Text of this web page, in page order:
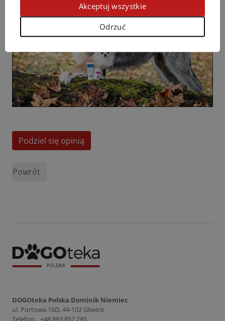
Podziel się opinią
Powrót
DOGOteka Polska Dominik Niemiec
ul. Portowa 16D, 44-102 Gliwice
Telefon: +48 883 852 285
Odrzuć
Akceptuj wszystkie